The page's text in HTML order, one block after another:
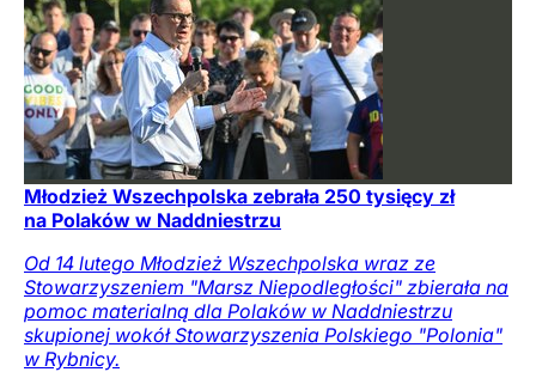
Młodzież Wszechpolska zebrała 250 tysięcy zł
na Polaków w Naddniestrzu
Od 14 lutego Młodzież Wszechpolska wraz ze
Stowarzyszeniem "Marsz Niepodległości" zbierała na
pomoc materialną dla Polaków w Naddniestrzu
skupionej wokół Stowarzyszenia Polskiego "Polonia"
w Rybnicy.